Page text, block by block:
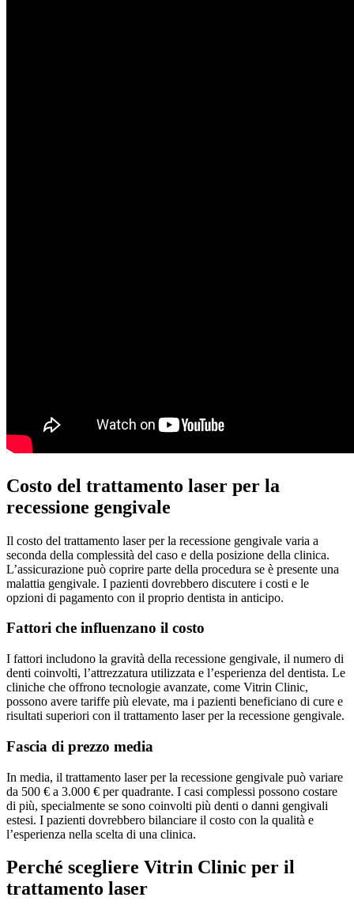
Costo del trattamento laser per la
recessione gengivale
Il costo del trattamento laser per la recessione gengivale varia a
seconda della complessità del caso e della posizione della clinica.
L’assicurazione può coprire parte della procedura se è presente una
malattia gengivale. I pazienti dovrebbero discutere i costi e le
opzioni di pagamento con il proprio dentista in anticipo.
Fattori che influenzano il costo
I fattori includono la gravità della recessione gengivale, il numero di
denti coinvolti, l’attrezzatura utilizzata e l’esperienza del dentista. Le
cliniche che offrono tecnologie avanzate, come Vitrin Clinic,
possono avere tariffe più elevate, ma i pazienti beneficiano di cure e
risultati superiori con il trattamento laser per la recessione gengivale.
Fascia di prezzo media
In media, il trattamento laser per la recessione gengivale può variare
da 500 € a 3.000 € per quadrante. I casi complessi possono costare
di più, specialmente se sono coinvolti più denti o danni gengivali
estesi. I pazienti dovrebbero bilanciare il costo con la qualità e
l’esperienza nella scelta di una clinica.
Perché scegliere Vitrin Clinic per il
trattamento laser